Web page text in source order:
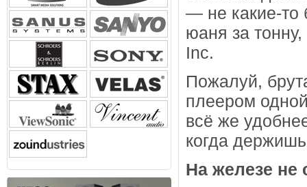
— не какие-то
юаня за
Inc.
Пожалуй,
плеером
всё же
когда
На железе не